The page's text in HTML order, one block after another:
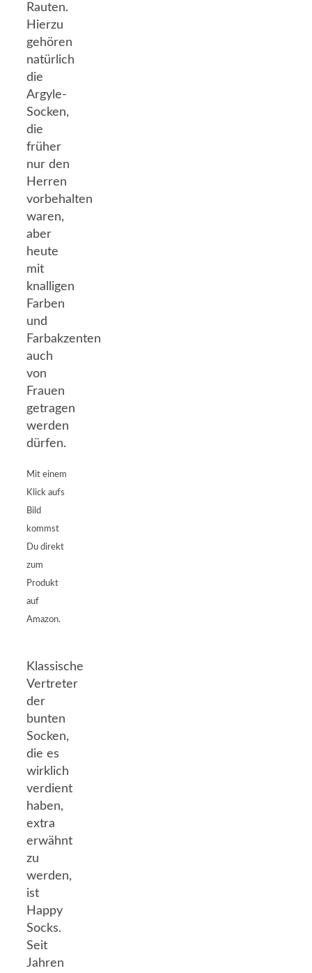
Rauten.
Hierzu
gehören
natürlich
die
Argyle-
Socken,
die
früher
nur den
Herren
vorbehalten
waren,
aber
heute
mit
knalligen
Farben
und
Farbakzenten
auch
von
Frauen
getragen
werden
dürfen.
Mit einem
Klick aufs
Bild
kommst
Du direkt
zum
Produkt
auf
Amazon.
Klassische
Vertreter
der
bunten
Socken,
die es
wirklich
verdient
haben,
extra
erwähnt
zu
werden,
ist
Happy
Socks.
Seit
Jahren